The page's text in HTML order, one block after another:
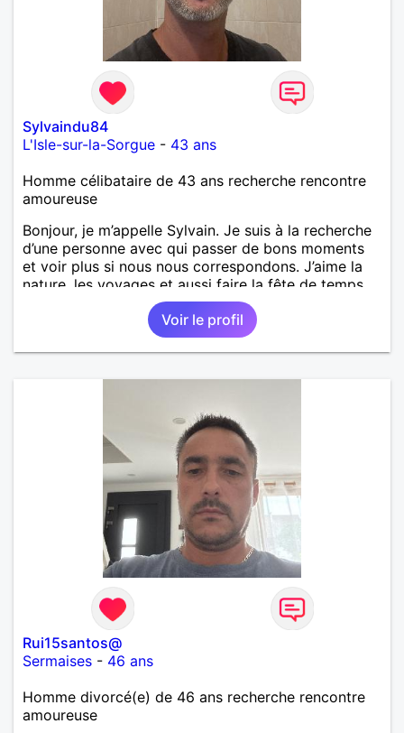
Sylvaindu84
L'Isle-sur-la-Sorgue - 43 ans
Homme célibataire de 43 ans recherche rencontre
amoureuse
Bonjour, je m’appelle Sylvain. Je suis à la recherche
d’une personne avec qui passer de bons moments
et voir plus si nous nous correspondons. J’aime la
nature, les voyages et aussi faire la fête de temps
en temps ;-)Je suis papa d’un petit garçon de 7 ans
dont je m’occupe en garde alternée. J’aime à peu
près tous les styles de musique. (Oui je suis pas
trop fan de Jul). Je fais du sport pour garder la
Voir le profil
Rui15santos@
Sermaises - 46 ans
Homme divorcé(e) de 46 ans recherche rencontre
amoureuse